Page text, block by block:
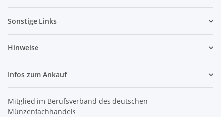
Sonstige Links
Hinweise
Infos zum Ankauf
Mitglied im Berufsverband des deutschen
Münzenfachhandels